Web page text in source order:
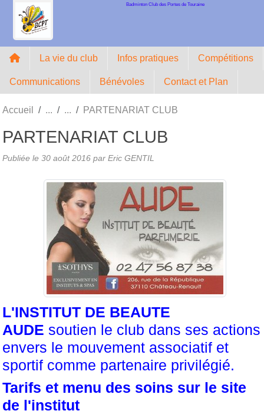
Badminton Club des Portes de Touraine
La vie du club Infos pratiques Compétitions
Communications Bénévoles Contact et Plan
Accueil PARTENARIAT CLUB
PARTENARIAT CLUB
Publiée le 30 août 2016 par Eric GENTIL
L'INSTITUT DE BEAUTE
AUDE soutien le club dans ses actions
envers le mouvement associatif et
sportif comme partenaire privilégié.
Tarifs et menu des soins sur le site
de l'institut
Panneau de gestion des cookies